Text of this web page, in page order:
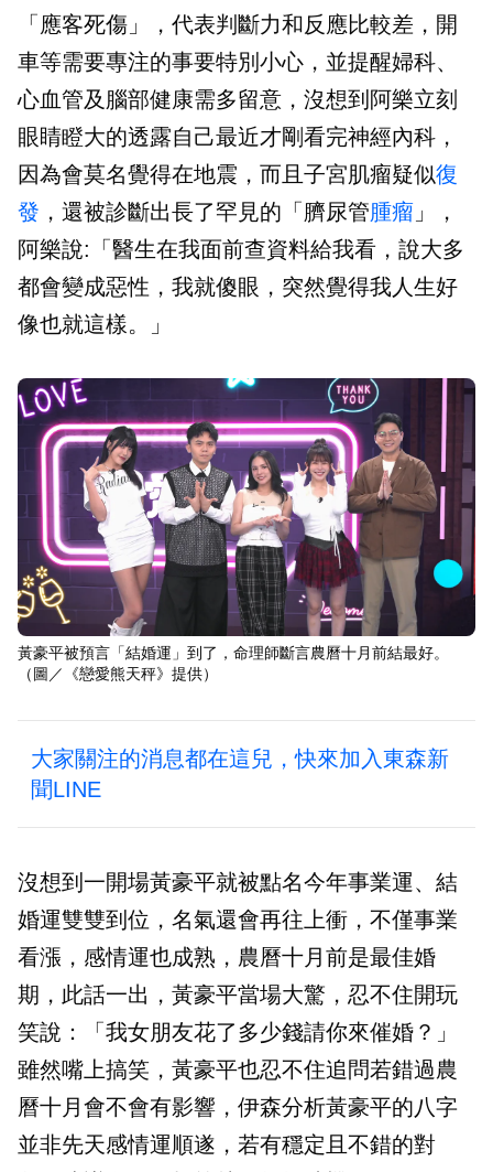
「應客死傷」，代表判斷力和反應比較差，開
車等需要專注的事要特別小心，並提醒婦科、
心血管及腦部健康需多留意，沒想到阿樂立刻
眼睛瞪大的透露自己最近才剛看完神經內科，
因為會莫名覺得在地震，而且子宮肌瘤疑似復
發 ，還被診斷出長了罕見的「臍尿管腫瘤 」，
阿樂說:「醫生在我面前查資料給我看，說大多
都會變成惡性，我就傻眼，突然覺得我人生好
像也就這樣。」
黃豪平被預言「結婚運」到了，命理師斷言農曆十月前結最好。
（圖／《戀愛熊天秤》提供）
大家關注的消息都在這兒，快來加入東森新
聞LINE
沒想到一開場黃豪平就被點名今年事業運、結
婚運雙雙到位，名氣還會再往上衝，不僅事業
看漲，感情運也成熟，農曆十月前是最佳婚
期，此話一出，黃豪平當場大驚，忍不住開玩
笑說：「我女朋友花了多少錢請你來催婚？」
雖然嘴上搞笑，黃豪平也忍不住追問若錯過農
曆十月會不會有影響，伊森分析黃豪平的八字
並非先天感情運順遂，若有穩定且不錯的對